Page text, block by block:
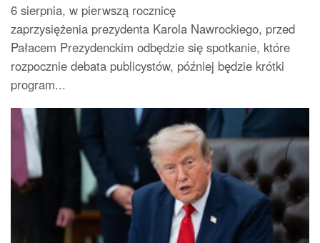
6 sierpnia, w pierwszą rocznicę
zaprzysiężenia prezydenta Karola Nawrockiego, przed
Pałacem Prezydenckim odbędzie się spotkanie, które
rozpocznie debata publicystów, później będzie krótki
program...